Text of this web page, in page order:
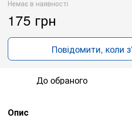
Немає в наявності
175 грн
Повідомити, коли
До обраного
Опис